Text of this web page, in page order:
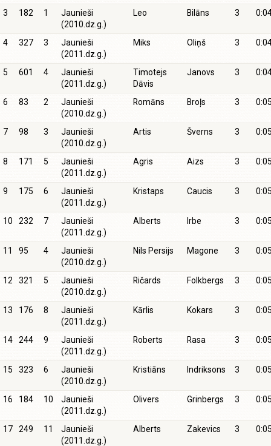
3 182 1
Jaunieši
(2010.dz.g.)
Leo Bilāns 3
4 327 3
Jaunieši
(2011.dz.g.)
Miks Oliņš 3
5 601 4
Jaunieši
(2011.dz.g.)
Timotejs
Dāvis
Janovs 3
6 83 2
Jaunieši
(2010.dz.g.)
Romāns Broļs 3
7 98 3
Jaunieši
(2010.dz.g.)
Artis Šverns 3
8 171 5
Jaunieši
(2011.dz.g.)
Agris Aizs 3
9 175 6
Jaunieši
(2011.dz.g.)
Kristaps Caucis 3
10 232 7
Jaunieši
(2011.dz.g.)
Alberts Irbe 3
11 95 4
Jaunieši
(2010.dz.g.)
Nils Persijs Magone 3
12 321 5
Jaunieši
(2010.dz.g.)
Ričards Folkbergs 3
13 176 8
Jaunieši
(2011.dz.g.)
Kārlis Kokars 3
14 244 9
Jaunieši
(2011.dz.g.)
Roberts Rasa 3
15 323 6
Jaunieši
(2010.dz.g.)
Kristiāns Indriksons 3
16 184 10
Jaunieši
(2011.dz.g.)
Olivers Grinbergs 3
17 249 11
Jaunieši
(2011.dz.g.)
Alberts Zakevics 3